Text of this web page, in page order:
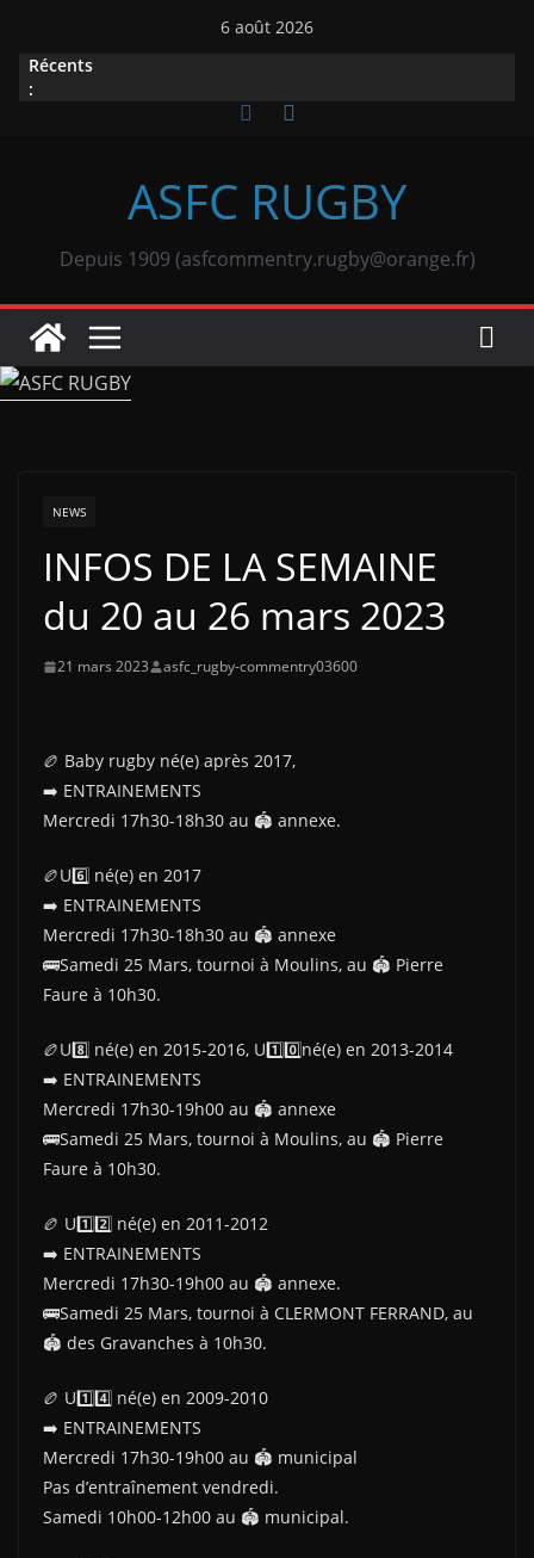
contenu
6 août 2026
Récents
:
ASFC RUGBY
Depuis 1909 (asfcommentry.rugby@orange.fr)
NEWS
INFOS DE LA SEMAINE
du 20 au 26 mars 2023
21 mars 2023 asfc_rugby-commentry03600
🏉 Baby rugby né(e) après 2017,
➡️ ENTRAINEMENTS
Mercredi 17h30-18h30 au 🏟 annexe.
🏉U6️⃣ né(e) en 2017
➡️ ENTRAINEMENTS
Mercredi 17h30-18h30 au 🏟 annexe
🚌Samedi 25 Mars, tournoi à Moulins, au 🏟 Pierre
Faure à 10h30.
🏉U8️⃣ né(e) en 2015-2016, U1️⃣0️⃣né(e) en 2013-2014
➡️ ENTRAINEMENTS
Mercredi 17h30-19h00 au 🏟 annexe
🚌Samedi 25 Mars, tournoi à Moulins, au 🏟 Pierre
Faure à 10h30.
🏉 U1️⃣2️⃣ né(e) en 2011-2012
➡️ ENTRAINEMENTS
Mercredi 17h30-19h00 au 🏟 annexe.
🚌Samedi 25 Mars, tournoi à CLERMONT FERRAND, au
🏟 des Gravanches à 10h30.
🏉 U1️⃣4️⃣ né(e) en 2009-2010
➡️ ENTRAINEMENTS
Mercredi 17h30-19h00 au 🏟 municipal
Pas d’entraînement vendredi.
Samedi 10h00-12h00 au 🏟 municipal.